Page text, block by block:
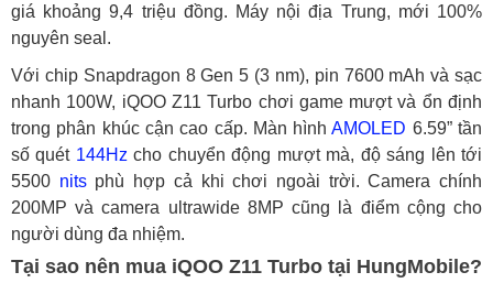
giá khoảng 9,4 triệu đồng. Máy nội địa Trung, mới 100%
nguyên seal.
Với chip Snapdragon 8 Gen 5 (3 nm), pin 7600 mAh và sạc
nhanh 100W, iQOO Z11 Turbo chơi game mượt và ổn định
trong phân khúc cận cao cấp. Màn hìnhAMOLED 6.59” tần
số quét 144Hz cho chuyển động mượt mà, độ sáng lên tới
5500 nitsphù hợp cả khi chơi ngoài trời. Camera chính
200MP và camera ultrawide 8MP cũng là điểm cộng cho
người dùng đa nhiệm.
Tại sao nên mua iQOO Z11 Turbo tại HungMobile?